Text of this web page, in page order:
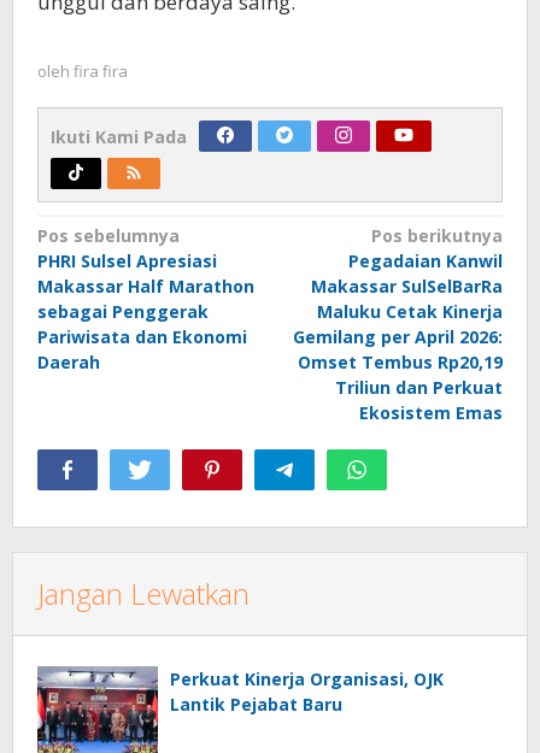
oleh fira fira
Ikuti Kami Pada
Navigasi
pos
Pos sebelumnya
PHRI Sulsel Apresiasi
Makassar Half Marathon
sebagai Penggerak
Pariwisata dan Ekonomi
Daerah
Pos berikutnya
Pegadaian Kanwil
Makassar SulSelBarRa
Maluku Cetak Kinerja
Gemilang per April 2026:
Omset Tembus Rp20,19
Triliun dan Perkuat
Ekosistem Emas
Jangan Lewatkan
Perkuat Kinerja Organisasi, OJK
Lantik Pejabat Baru